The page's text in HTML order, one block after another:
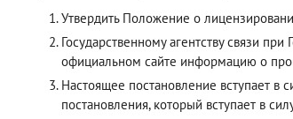
Утвердить Положение о
Государственному агентству связи
официальном сайте информацию о
Настоящее постановление вступает в
постановления, который вступает в